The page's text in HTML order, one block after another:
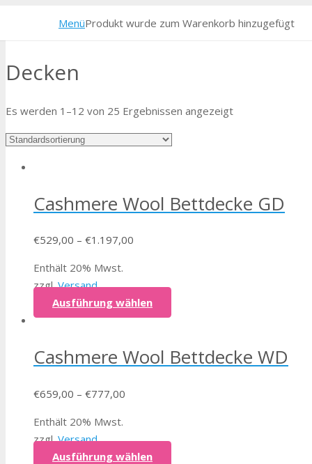
MenüProdukt wurde zum Warenkorb hinzugefügt
Decken
Es werden 1–12 von 25 Ergebnissen angezeigt
Cashmere Wool Bettdecke GD
€529,00 – €1.197,00
Enthält 20% Mwst.
zzgl.Versand
Ausführung wählen
Cashmere Wool Bettdecke WD
€659,00 – €777,00
Enthält 20% Mwst.
zzgl.Versand
Ausführung wählen